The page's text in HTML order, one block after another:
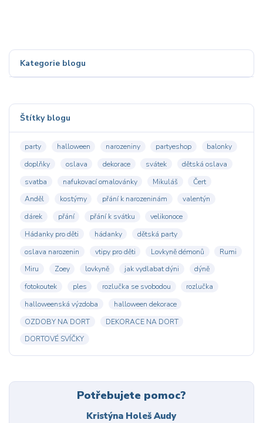
Kategorie blogu
Štítky blogu
party halloween narozeniny partyeshop
balonky
doplňky
oslava dekorace svátek
dětská oslava
svatba
nafukovací omalovánky Mikuláš
Čert
Anděl
kostýmy přání k narozeninám
valentýn
dárek
přání přání k svátku
velikonoce
Hádanky pro děti
hádanky
dětská party
oslava narozenin
vtipy pro děti Lovkyně démonů
Rumi
Miru
Zoey lovkyně jak vydlabat dýni
dýně
fotokoutek
ples rozlučka se svobodou
rozlučka
halloweenská výzdoba
halloween dekorace
OZDOBY NA DORT
DEKORACE NA DORT
DORTOVÉ SVÍČKY
Potřebujete pomoc?
Kristýna Holeš Audy